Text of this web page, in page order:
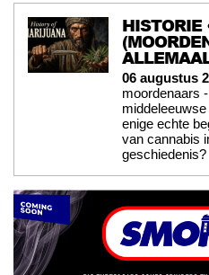
HISTORIE
06 augustus
moordenaars
enige echte
van cannabis
geschiedenis?